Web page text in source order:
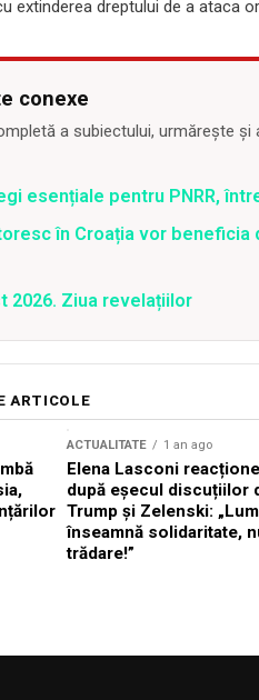
extinderea dreptului de a ataca
conexe
a subiectului, urmărește
esențiale pentru PNRR,
în Croația vor beneficia
2026. Ziua revelațiilor
ARTICOLE
ACTUALITATE 1 an ago
Elena Lasconi
după eșecul discuțiilor
Trump și Zelenski:
înseamnă solidaritate,
trădare!”